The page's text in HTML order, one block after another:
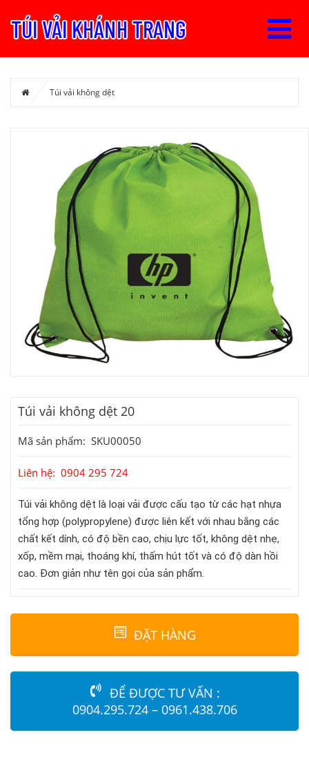
Túi vải không dệt
Túi vải không dệt 20
Mã sản phẩm: SKU00050
Liên hệ: 0904 295 724
Túi vải không dệt là loại vải được cấu tạo từ các hạt nhựa
tổng hợp (polypropylene) được liên kết với nhau bằng các
chất kết dính, có độ bền cao, chịu lực tốt, không dệt nhẹ,
xốp, mềm mại, thoáng khí, thấm hút tốt và có độ dàn hồi
cao. Đơn giản như tên gọi của sản phẩm.
ĐẶT HÀNG
ĐỂ ĐƯỢC TƯ VẤN :
0904.295.724 – 0961.438.706